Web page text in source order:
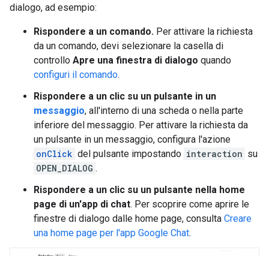
dialogo, ad esempio:
Rispondere a un comando. Per attivare la richiesta
da un comando, devi selezionare la casella di
controllo Apre una finestra di dialogo quando
configuri il comando.
Rispondere a un clic su un pulsante in un
messaggio, all'interno di una scheda o nella parte
inferiore del messaggio. Per attivare la richiesta da
un pulsante in un messaggio, configura l'azione
onClick del pulsante impostando interaction su
OPEN_DIALOG .
Rispondere a un clic su un pulsante nella home
page di un'app di chat. Per scoprire come aprire le
finestre di dialogo dalle home page, consulta Creare
una home page per l'app Google Chat.